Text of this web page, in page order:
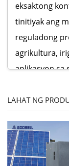
eksaktong
tinitiyak ang
reguladong
agrikultura,
aplikasyon sa
ang
phase AC
para sa low-
operasyon, at
LAHAT NG